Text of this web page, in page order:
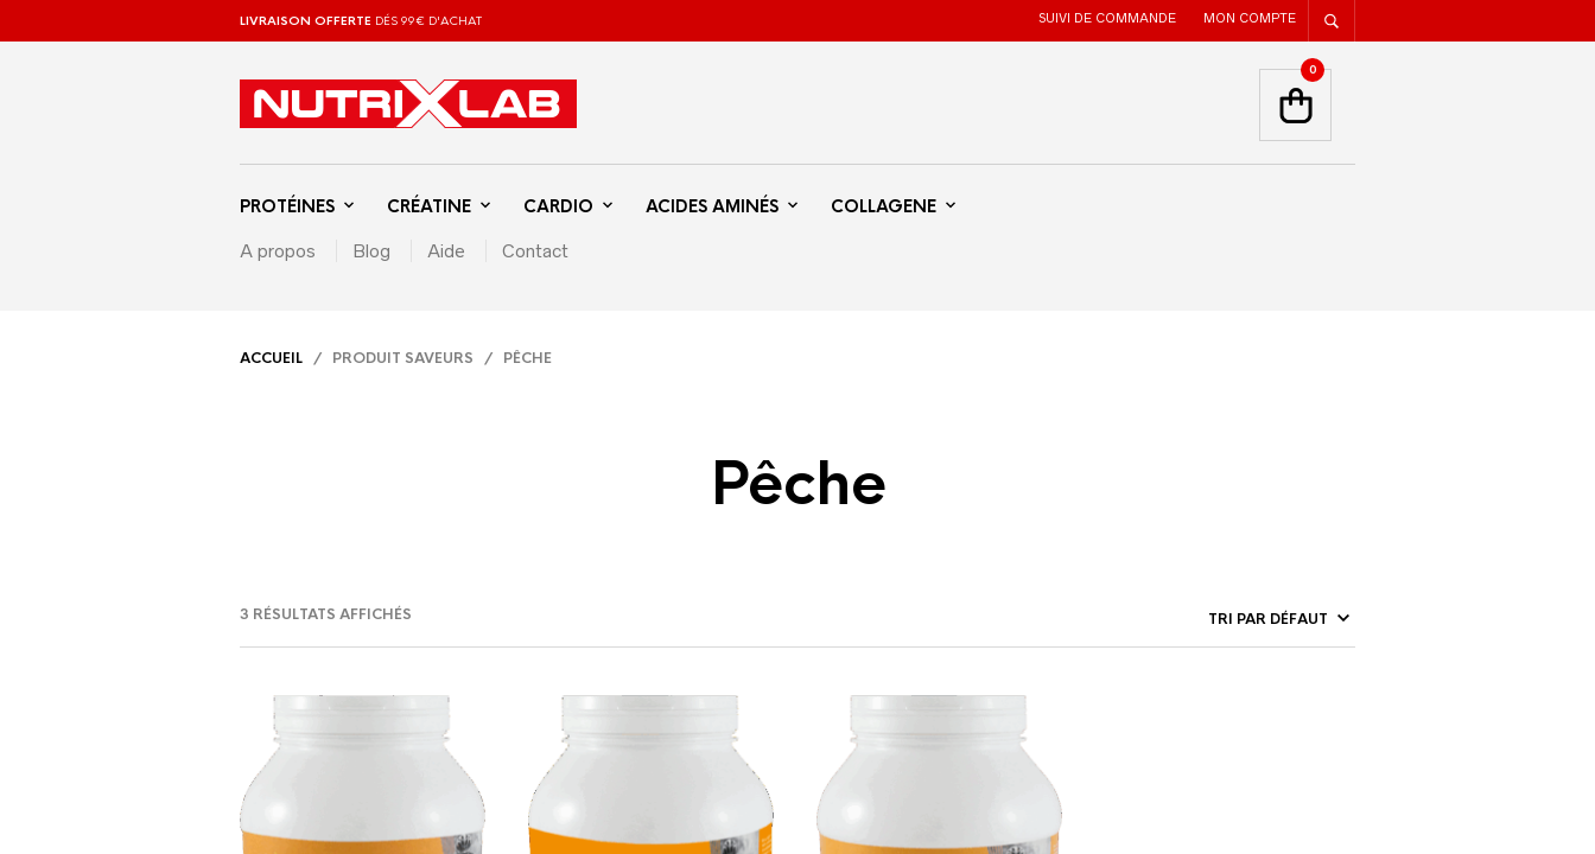
LIVRAISON OFFERTE DÉS 99€ D'ACHAT SUIVI DE COMMANDE MON COMPTE
PROTÉINES CRÉATINE CARDIO ACIDES AMINÉS COLLAGENE
A propos Blog Aide Contact
0
ACCUEIL / PRODUIT SAVEURS / PÊCHE
Pêche
3 RÉSULTATS AFFICHÉS